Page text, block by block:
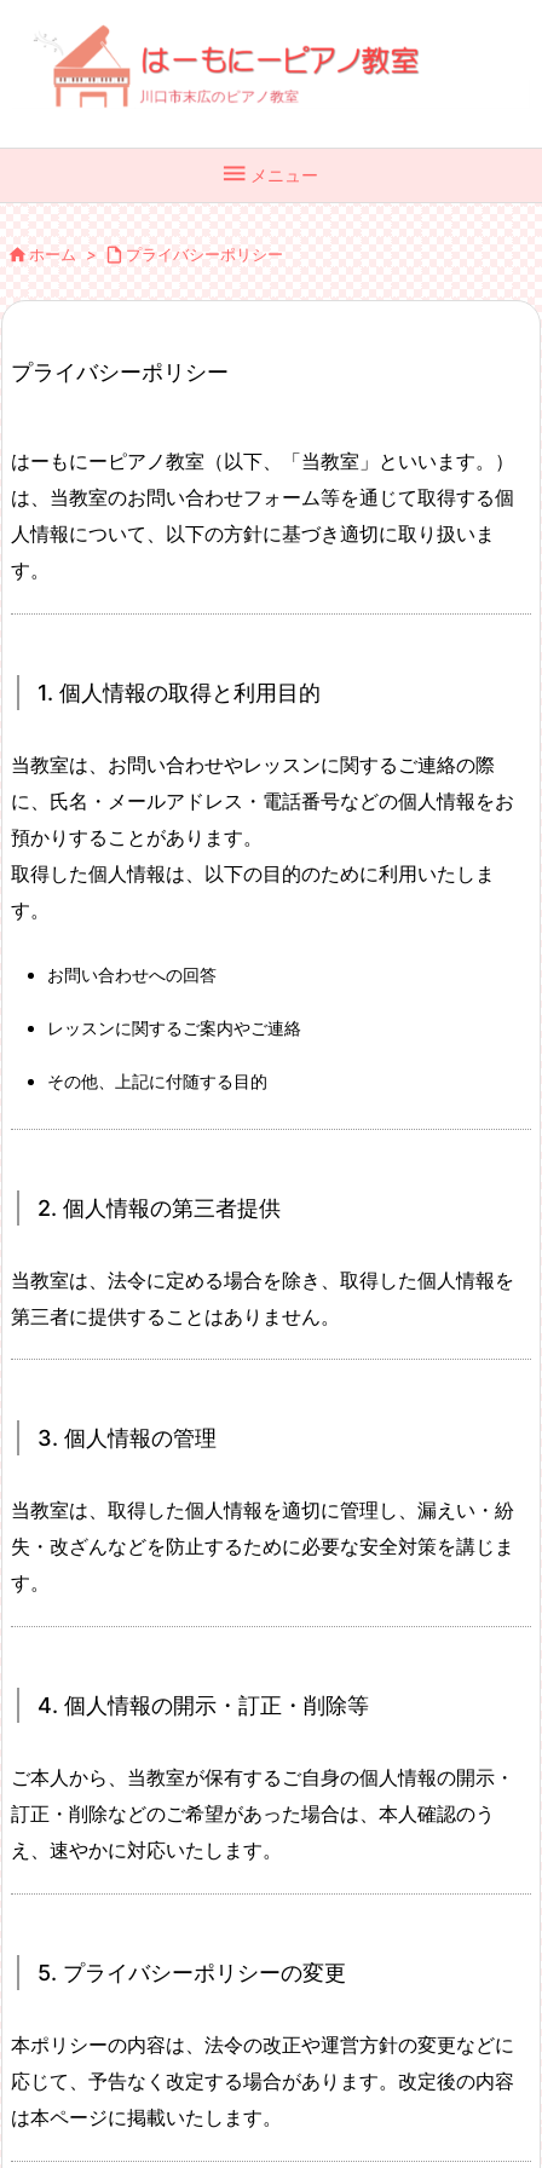
 メニュー
ホーム >  プライバシーポリシー
プライバシーポリシー
はーもにーピアノ教室（以下、「当教室」といいます。）
は、当教室のお問い合わせフォーム等を通じて取得する個
人情報について、以下の方針に基づき適切に取り扱いま
す。
1. 個人情報の取得と利用目的
当教室は、お問い合わせやレッスンに関するご連絡の際
に、氏名・メールアドレス・電話番号などの個人情報をお
預かりすることがあります。
取得した個人情報は、以下の目的のために利用いたしま
す。
お問い合わせへの回答
レッスンに関するご案内やご連絡
その他、上記に付随する目的
2. 個人情報の第三者提供
当教室は、法令に定める場合を除き、取得した個人情報を
第三者に提供することはありません。
3. 個人情報の管理
当教室は、取得した個人情報を適切に管理し、漏えい・紛
失・改ざんなどを防止するために必要な安全対策を講じま
す。
4. 個人情報の開示・訂正・削除等
ご本人から、当教室が保有するご自身の個人情報の開示・
訂正・削除などのご希望があった場合は、本人確認のう
え、速やかに対応いたします。
5. プライバシーポリシーの変更
本ポリシーの内容は、法令の改正や運営方針の変更などに
応じて、予告なく改定する場合があります。改定後の内容
は本ページに掲載いたします。